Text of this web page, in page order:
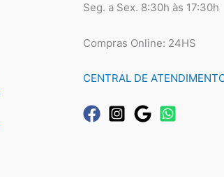
Seg. a Sex. 8:30h às 17:30h
Compras Online: 24HS
CENTRAL DE